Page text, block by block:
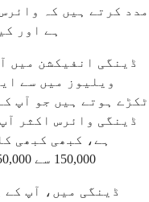
مدد کرتے ہیں کہ
ہے اور
ڈینگی انفیکشن میں
ویلیوز میں سے
ٹکڑے ہوتے ہیں جو آپ
ڈینگی وائرس اکثر
ہے، کبھی کبھی
150,000 سے 450,000 فی مائکرولیٹر خون ہوتے ہیں۔